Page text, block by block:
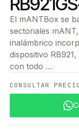
El mANTBox se
sectoriales
inalámbrico
dispositivo
con todo …
CONSULTAR